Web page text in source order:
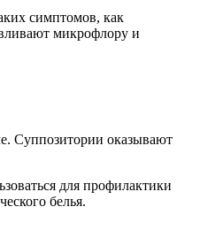
симптомов, как
микрофлору и
Суппозитории оказывают
для профилактики
белья.